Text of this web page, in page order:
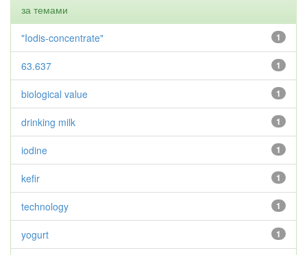
за темами
1
"Iodis-concentrate"
1
63.637
1
biological value
1
drinking milk
1
iodine
1
kefir
1
technology
1
yogurt